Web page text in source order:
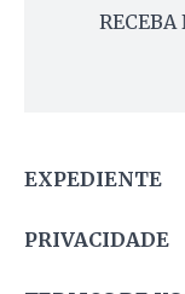
RECEBA
EXPEDIENTE
PRIVACIDADE